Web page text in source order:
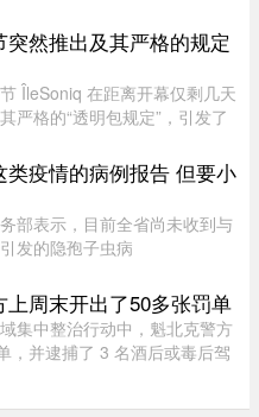
月30日结束营业。Maki Zushi
涨于7月30 ...
然推出及其严格的规定
ÎleSoniq 在距离开幕仅剩几天
严格的“透明包规定”，引发了
ÎleSoniq 开幕前几天还得折腾
...
类疫情的病例报告 但要小
部表示，目前全省尚未收到与
发的隐孢子虫病
引起的感染主要通过受污染的
致水样腹泻、胃痉挛 ...
周末开出了50多张罚单
集中整治行动中，魁北克警方
，并逮捕了 3 名酒后或毒后驾